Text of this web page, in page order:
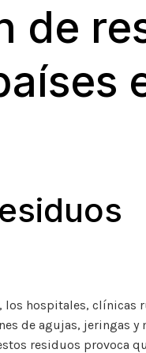
de
los hospitales, clínicas
de agujas, jeringas
residuos provoca